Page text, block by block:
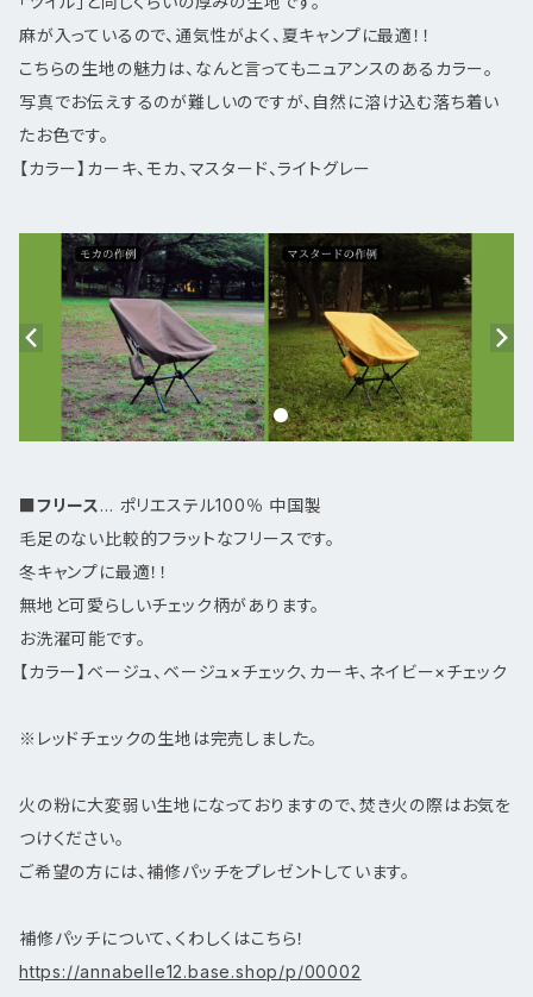
麻が入っているので、通気性がよく、夏キャンプに最適！！
こちらの生地の魅力は、なんと言ってもニュアンスのあるカラー。
写真でお伝えするのが難しいのですが、自然に溶け込む落ち着い
たお色です。
【カラー】カーキ、モカ、マスタード、ライトグレー
■フリース… ポリエステル100％ 中国製
毛足のない比較的フラットなフリースです。
冬キャンプに最適！！
無地と可愛らしいチェック柄があります。
お洗濯可能です。
【カラー】ベージュ、ベージュ×チェック、カーキ、ネイビー×チェック
※レッドチェックの生地は完売しました。
火の粉に大変弱い生地になっておりますので、焚き火の際はお気を
つけください。
ご希望の方には、補修パッチをプレゼントしています。
補修パッチについて、くわしくはこちら！
https://annabelle12.base.shop/p/00002